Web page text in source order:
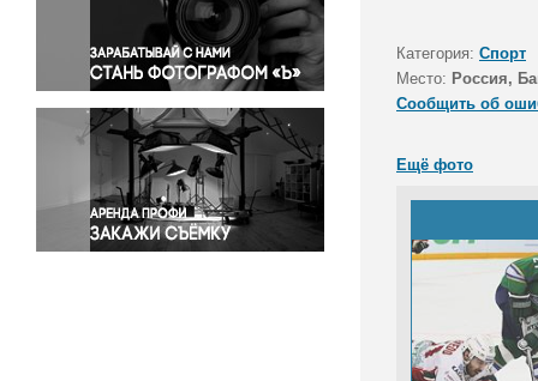
Правосудие
Происшествия и конфликты
Религия
Светская жизнь
Спорт
Экология
Экономика и бизнес
Категория: Спорт
Место: Россия,
Сообщить об
Ещё фото